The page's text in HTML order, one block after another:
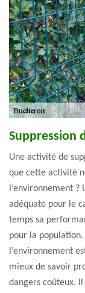
Suppression
Une activité de
que cette activité
l’environnement ?
adéquate pour le
temps sa
pour la
l’environnement
mieux de savoir
dangers coûteux.